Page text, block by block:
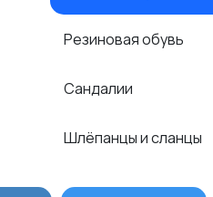
Резиновая обувь
Сандалии
Шлёпанцы и сланцы